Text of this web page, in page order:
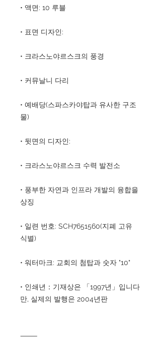
• 액면: 10 루블
• 표면 디자인:
• 크라스노야르스크의 풍경
• 커뮤날니 다리
• 예배당(스파스카야탑과 유사한 구조
물)
• 뒷면의 디자인:
• 크라스노야르스크 수력 발전소
• 풍부한 자연과 인프라 개발의 융합을
상징
• 일련 번호: SCH7651560(지폐 고유
식별)
• 워터마크: 교회의 첨탑과 숫자 "10"
• 인쇄년：기재상은 「1997년」입니다
만, 실제의 발행은 2004년판
⸻